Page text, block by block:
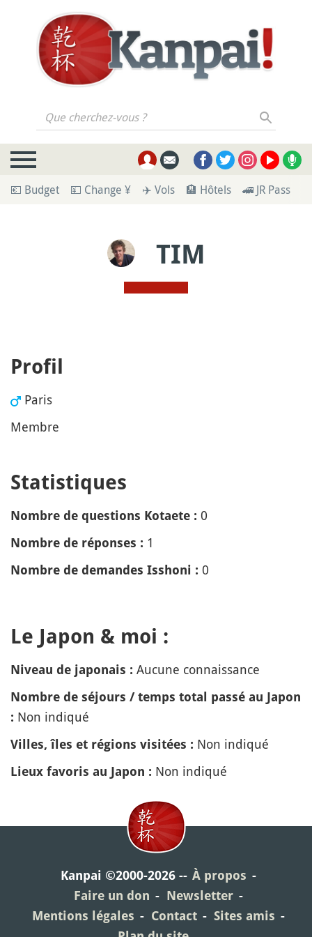
Que cherchez-vous ?
💶 Budget 💴 Change ¥ ✈️ Vols 🏨 Hôtels 🚄 JR Pass
TIM
Profil
Paris
Membre
Statistiques
Nombre de questions Kotaete : 0
Nombre de réponses : 1
Nombre de demandes Isshoni : 0
Le Japon & moi :
Niveau de japonais : Aucune connaissance
Nombre de séjours / temps total passé au Japon
: Non indiqué
Villes, îles et régions visitées : Non indiqué
Lieux favoris au Japon : Non indiqué
Kanpai ©2000-2026
À propos
Faire un don
Newsletter
Mentions légales
Contact
Sites amis